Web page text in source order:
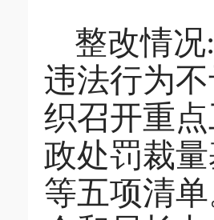
整改情
违法行为
织召开重
政处罚裁
等五项清